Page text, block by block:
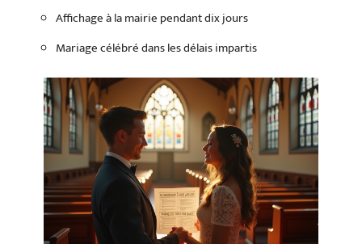
Affichage à la mairie pendant dix jours
Mariage célébré dans les délais impartis